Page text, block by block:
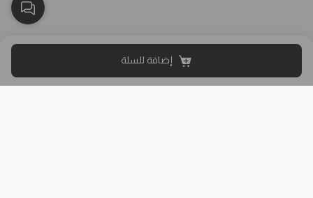
إضافة للسلة